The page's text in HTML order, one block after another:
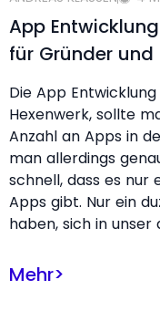
App
für Gründer
Die App
Hexenwerk, sollte
Anzahl an Apps in
man allerdings
schnell, dass es nur
Apps gibt. Nur ein
haben, sich in unser
Mehr>